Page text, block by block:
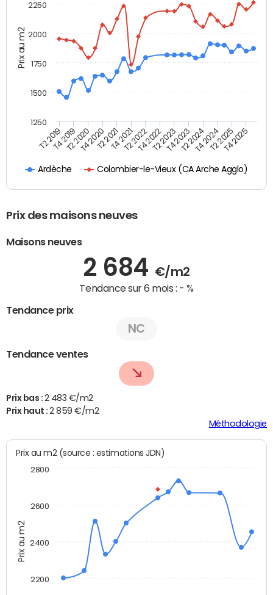
Prix au m2
Ardèche Colombier-le-Vieux (CA Arche Agglo)
T2 2019T4 2019T2 2020T4 2020T2 2021T4 2021T2 2022T4 2022T2 2023T4 2023T2 2024T4 2024T2 2025T4 2025
1250
1500
1750
2000
2250
Prix des maisons neuves
Maisons neuves
2 684 €/m2
Tendance sur 6 mois : - %
Tendance prix
NC
Tendance ventes
Prix bas : 2 483 €/m2
Prix haut :2 859 €/m2
Méthodologie
Prix au m2
Prix au m2 (source : estimations JDN)
2200
2400
2600
2800